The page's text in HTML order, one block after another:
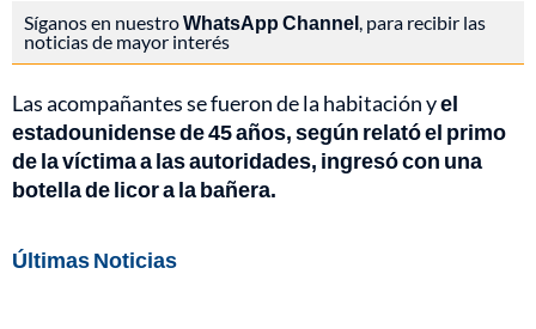
Síganos en nuestroWhatsApp Channel , para recibir las
noticias de mayor interés
Las acompañantes se fueron de la habitación yel
estadounidense de 45 años, según relató el primo
de la víctima a las autoridades, ingresó con una
botella de licor a la bañera.
Últimas Noticias